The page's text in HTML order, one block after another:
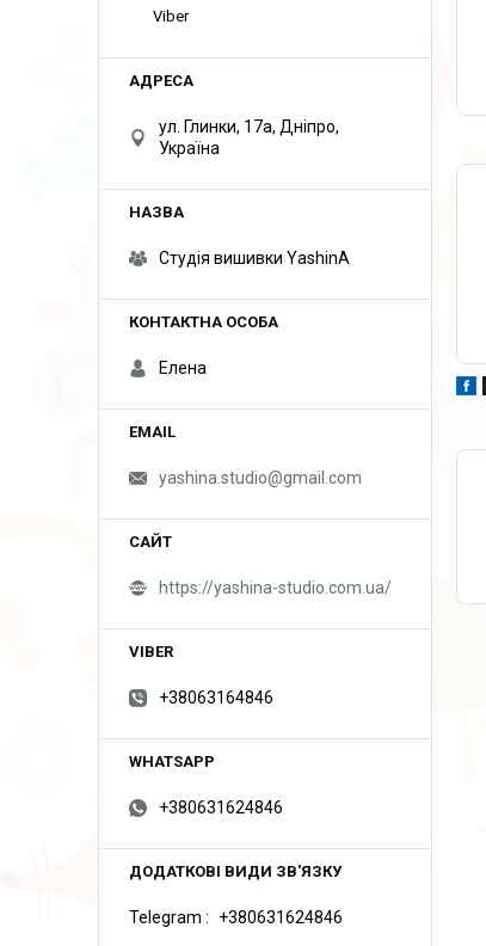
Viber
ул. Глинки, 17а, Дніпро,
Україна
Студія вишивки YashinA
Елена
yashina.studio@gmail.com
https://yashina-studio.com.ua/
+38063164846
+380631624846
Telegram +380631624846